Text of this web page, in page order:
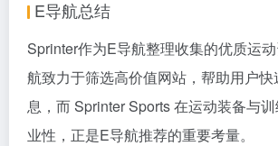
E导航总结
Sprinter作为E导航整理收集的优质运
航致力于筛选高价值网站，帮助用户
息，而 Sprinter Sports 在运动装备与
业性，正是E导航推荐的重要考量。